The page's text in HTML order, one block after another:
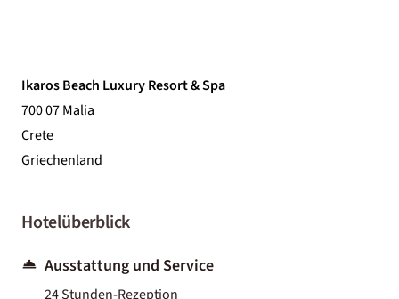
Ikaros Beach Luxury Resort & Spa
700 07 Malia
Crete
Griechenland
Hotelüberblick
Ausstattung und Service
24 Stunden-Rezeption